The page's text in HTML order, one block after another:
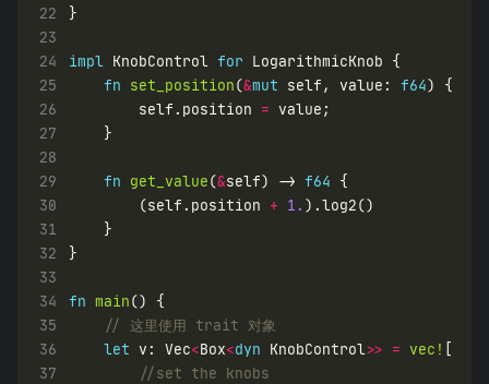
22
23
24
impl KnobControl for
25
fn set_position(&mut self, value: f64
26
        self.position
=
27
28
29
fn get_value(&self) -> f64
30
        (self.position
+ 1.
31
32
33
34
fn main
35
36
let v: Vec<Box<dyn KnobControl>> = vec!
37